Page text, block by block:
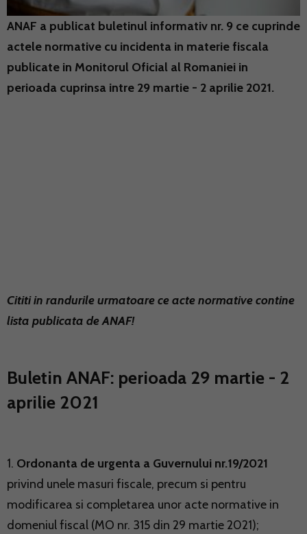
ANAF a publicat buletinul informativ nr. 9 ce cuprinde
actele normative cu incidenta in materie fiscala
publicate in Monitorul Oficial al Romaniei in
perioada cuprinsa intre 29 martie - 2 aprilie 2021.
Cititi in randurile urmatoare ce acte normative contine
lista publicata de ANAF!
Buletin ANAF: perioada 29 martie - 2
aprilie 2021
1. Ordonanta de urgenta a Guvernului nr.19/2021
privind unele masuri fiscale, precum si pentru
modificarea si completarea unor acte normative in
domeniul fiscal (MO nr. 315 din 29 martie 2021);